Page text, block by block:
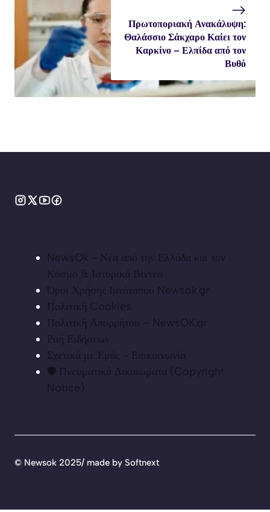
Πρωτοποριακή Ανακάλυψη:
Θαλάσσιο Σάκχαρο Καίει τον
Καρκίνο – Ελπίδα από τον
Βυθό
NewsOk - Νέα από την Ελλάδα και τον
Κόσμο & Ιστορικά Βίντεο
Όροι Χρήσης Ιστότοπου Newsok.gr
Πολιτική Cookies
Πολιτική Απορρήτου – NewsOK.gr
Ροή Ειδήσεων
Σχετικά με Εμάς - Επικοινωνία
🛡️ Πνευματικά Δικαιώματα (Copyright
Notice)
© Newsok 2025/ made by Softnext